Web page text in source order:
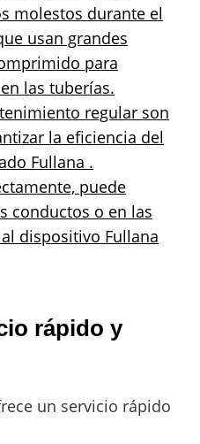
molestos durante el
usan grandes
para
las tuberías.
regular son
la eficiencia del
Fullana .
puede
conductos o en las
dispositivo Fullana
rápido y
un servicio rápido